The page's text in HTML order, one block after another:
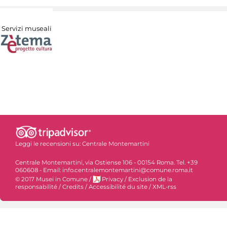
Servizi museali
Leggi le recensioni su: Centrale Montemartini
Centrale Montemartini, via Ostiense 106 - 00154 Roma. Tel. +39
060608 - Email: info.centralemontemartini@comune.roma.it
© 2017 Musei in Comune / Privacy / Exclusion de la
responsabilité / Credits / Accessibilité du site / XML-rss